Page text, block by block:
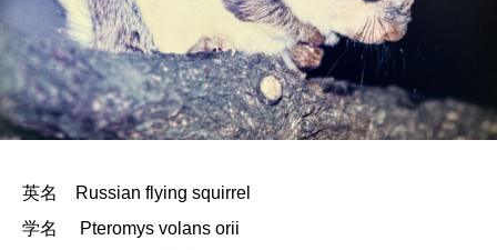
英名 Russian flying squirrel
学名 Pteromys volans orii